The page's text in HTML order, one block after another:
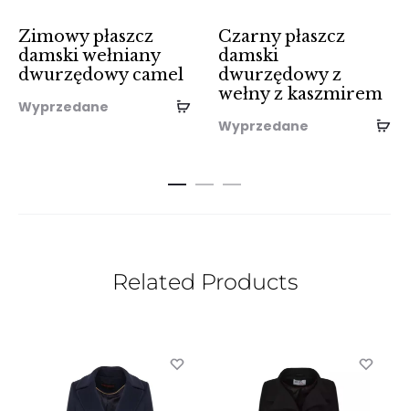
Zimowy płaszcz
damski wełniany
dwurzędowy camel
Wyprzedane
Czarny płaszcz
damski
dwurzędowy z
wełny z kaszmirem
Wyprzedane
Related Products